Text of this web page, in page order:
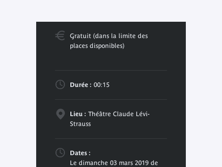
Gratuit (dans la limite des
places disponibles)
Durée : 00:15
Lieu : Théâtre Claude Lévi-
Strauss
Dates :
Le dimanche 03 mars 2019 de